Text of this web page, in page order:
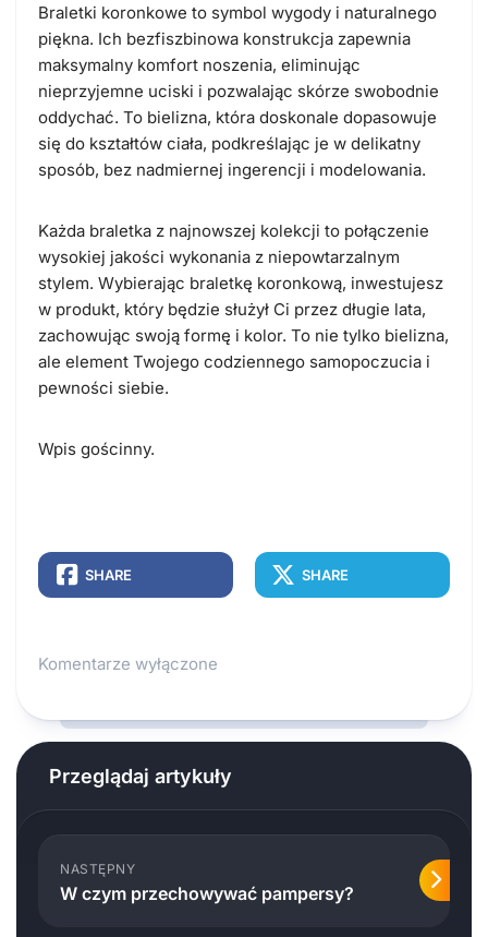
Braletki koronkowe to symbol wygody i naturalnego
piękna. Ich bezfiszbinowa konstrukcja zapewnia
maksymalny komfort noszenia, eliminując
nieprzyjemne uciski i pozwalając skórze swobodnie
oddychać. To bielizna, która doskonale dopasowuje
się do kształtów ciała, podkreślając je w delikatny
sposób, bez nadmiernej ingerencji i modelowania.
Każda braletka z najnowszej kolekcji to połączenie
wysokiej jakości wykonania z niepowtarzalnym
stylem. Wybierając braletkę koronkową, inwestujesz
w produkt, który będzie służył Ci przez długie lata,
zachowując swoją formę i kolor. To nie tylko bielizna,
ale element Twojego codziennego samopoczucia i
pewności siebie.
Wpis gościnny.
SHARE SHARE
Komentarze wyłączone
Przeglądaj artykuły
NASTĘPNY
W czym przechowywać pampersy?